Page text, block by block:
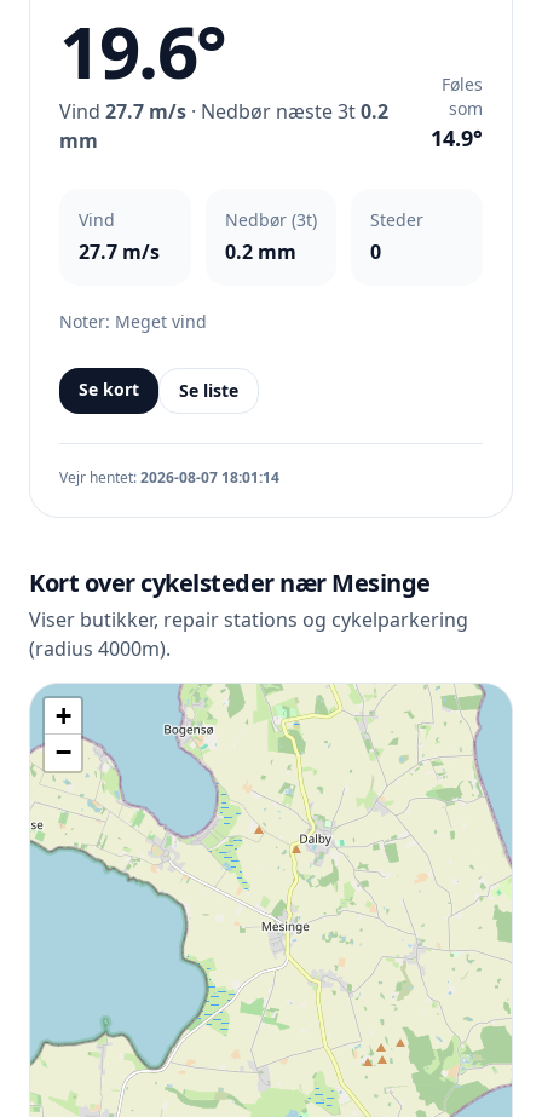
19.6°
Vind 27.7 m/s · Nedbør næste 3t0.2
mm
Føles
som
14.9°
Vind
27.7 m/s
Nedbør (3t)
0.2 mm
Steder
0
Noter: Meget vind
Se kort Se liste
Vejr hentet:2026-08-07 18:01:14
Kort over cykelsteder nær Mesinge
Viser butikker, repair stations og cykelparkering
(radius 4000m).
+
−